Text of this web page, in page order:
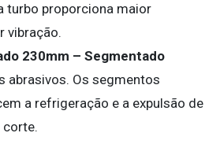
turbo proporciona maior
vibração.
230mm – Segmentado
abrasivos. Os segmentos
a refrigeração e a expulsão de
corte.